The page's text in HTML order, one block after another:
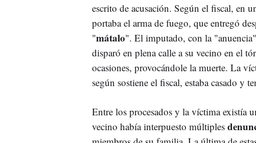
escrito de acusación. Según el fiscal, en
portaba el arma de fuego, que entregó
"mátalo". El imputado, con la
disparó en plena calle a su vecino en el
ocasiones, provocándole la muerte. La
según sostiene el fiscal, estaba casado y
Entre los procesados y la víctima existía
vecino había interpuesto múltiples